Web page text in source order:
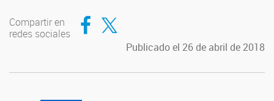
Compartir en
redes sociales
Compartir en Facebook
Compartir en Twitter
Publicado el 26 de abril de 2018